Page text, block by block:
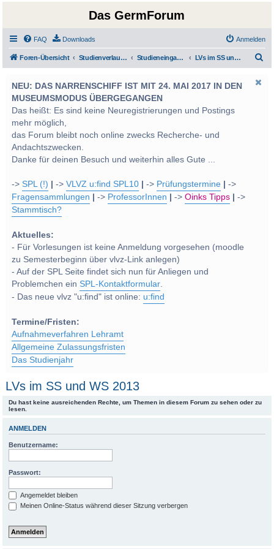
Das GermForum
FAQ Downloads Anmelden
Foren-Übersicht Studienverlauf Bachelor-/Masterstudien sowie UF Deutsch Studieneingangsphase und Grundlagen LVs im SS und WS 2013
NEU: DAS NARRENSCHIFF IST MIT 24. MAI 2017 IN DEN
MUSEUMSMODUS ÜBERGEGANGEN
Das heißt: Es sind keine Neuregistrierungen und Postings
mehr möglich,
das Forum bleibt noch online zwecks Recherche- und
Andachtszwecken.
Danke für deinen Besuch und weiterhin alles Gute ...
->SPL (!) ->VLVZ u:find SPL10 -> Prüfungstermine
->
Fragensammlungen
-> ProfessorInnen ->Oinks Tipps
->
Stammtisch?
Aktuelles:
- Für Vorlesungen ist keine Anmeldung vorgesehen (moodle
zu Semesterbeginn über vlvz-Link anlegen)
- Auf der SPL Seite findet sich nun für Anliegen und
Problemchen einSPL-Kontaktformular.
- Das neue vlvz "u:find" ist online: u:find
Termine/Fristen:
Aufnahmeverfahren Lehramt
Allgemeine Zulassungsfristen
Das Studienjahr
LVs im SS und WS 2013
Du hast keine ausreichenden Rechte, um Themen in diesem Forum zu sehen oder zu
lesen.
ANMELDEN
Benutzername:
Passwort:
Angemeldet bleiben
Meinen Online-Status während dieser Sitzung verbergen